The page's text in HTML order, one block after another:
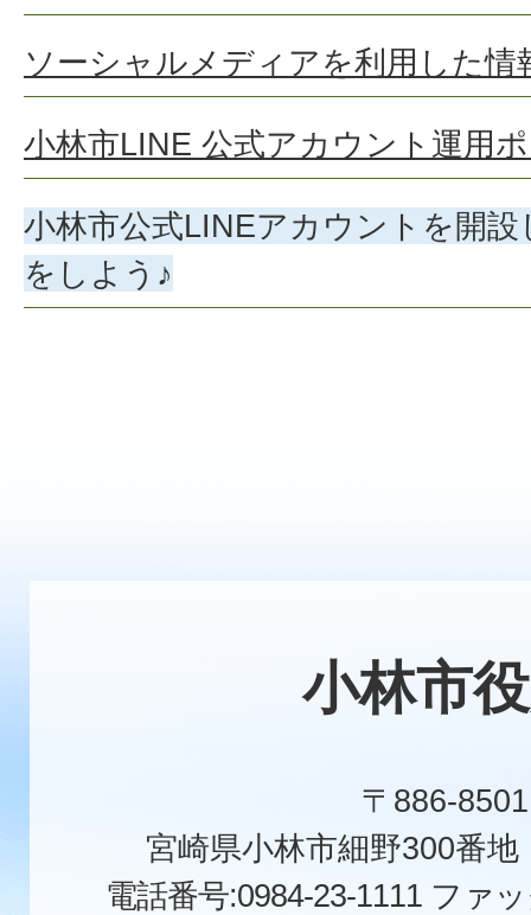
ソーシャルメディアを利用した情
小林市LINE 公式アカウント運用
小林市公式LINEアカウントを開
をしよう♪
小林市
〒886-8501
宮崎県小林市細野300番
電話番号:0984-23-1111 ファ